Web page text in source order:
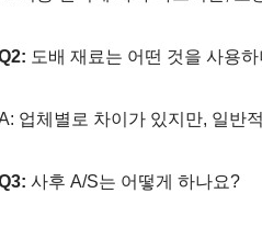
도배 재료는 어떤 것을 사용
업체별로 차이가 있지만, 일반
사후 A/S는 어떻게 하나요?